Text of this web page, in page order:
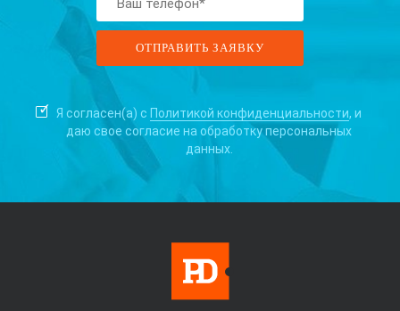
Я согласен(а) с Политикой конфиденциальности, и
даю свое согласие на обработку персональных
данных.